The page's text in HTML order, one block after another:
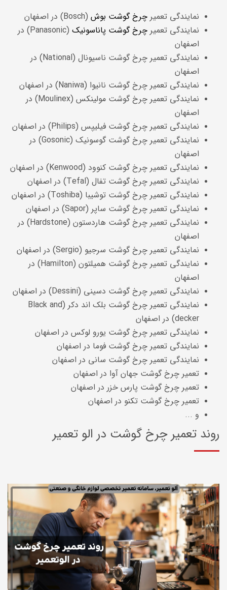
نمایندگی تعمیر چرخ گوشت بوش (Bosch) در اصفهان
نمایندگی تعمیر چرخ گوشت پاناسونیک
(Panasonic) در
اصفهان
نمایندگی
تعمیر چرخ گوشت ناسیونال (National) در
اصفهان
نمایندگی تعمیر چرخ گوشت نانیوا (Naniwa) در اصفهان
نمایندگی
تعمیر چرخ گوشت مولینکس (Moulinex) در
اصفهان
نمایندگی تعمیر چرخ گوشت فیلیپس (Philips) در اصفهان
نمایندگی
تعمیر چرخ گوشت گوسونیک (Gosonic) در
اصفهان
نمایندگی تعمیر چرخ گوشت کنوود (Kenwood) در اصفهان
نمایندگی تعمیر چرخ گوشت تفال (Tefal) در اصفهان
نمایندگی تعمیر چرخ گوشت توشیبا (Toshiba) در اصفهان
نمایندگی تعمیر چرخ گوشت ساپر (Sapor) در اصفهان
نمایندگی
تعمیر چرخ گوشت هاردستون (Hardstone) در
اصفهان
نمایندگی تعمیر چرخ گوشت سرجیو (Sergio) در اصفهان
نمایندگی
تعمیر چرخ گوشت همیلتون (Hamilton) در
اصفهان
نمایندگی تعمیر چرخ گوشت دسینی (Dessini) در اصفهان
نمایندگی
تعمیر چرخ گوشت بلک اند دکر (Black and
decker) در اصفهان
نمایندگی تعمیر چرخ گوشت یورو لوکس در اصفهان
نمایندگی تعمیر چرخ گوشت فوما در اصفهان
نمایندگی تعمیر چرخ گوشت سانی در اصفهان
تعمیر چرخ گوشت جهان آوا در اصفهان
تعمیر چرخ گوشت پارس خزر در اصفهان
تعمیر چرخ گوشت تکنو در اصفهان
و ...
روند تعمیر چرخ گوشت در الو تعمیر